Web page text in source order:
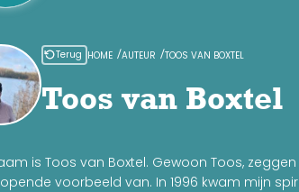
Terug HOME AUTEUR TOOS VAN BOXTEL
Toos van Boxtel
is Toos van Boxtel. Gewoon Toos,
voorbeeld van. In 1996 kwam mijn